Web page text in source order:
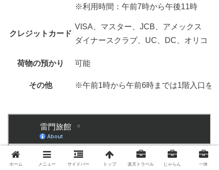
※利用時間：午前7時から午後11時
クレジットカード
VISA、マスター、JCB、アメックス
ダイナースクラブ、UC、DC、オリコ
荷物の預かり 可能
その他 ※午前1時から午前6時までは1階入口を
ホーム メニュー サイドバー トップ 楽天トラベル じゃらん 一休